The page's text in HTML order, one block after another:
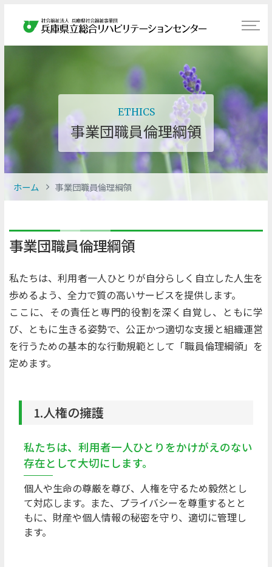
ホーム 事業団職員倫理綱領
ETHICS
事業団職員倫理綱領
事業団職員倫理綱領
私たちは、利用者一人ひとりが自分らしく自立した人生を
歩めるよう、全力で質の高いサービスを提供します。
ここに、その責任と専門的役割を深く自覚し、ともに学
び、ともに生きる姿勢で、公正かつ適切な支援と組織運営
を行うための基本的な行動規範として「職員倫理綱領」を
定めます。
1.人権の擁護
私たちは、利用者一人ひとりをかけがえのない
存在として大切にします。
個人や生命の尊厳を尊び、人権を守るため毅然とし
て対応します。また、プライバシーを尊重するとと
もに、財産や個人情報の秘密を守り、適切に管理し
ます。